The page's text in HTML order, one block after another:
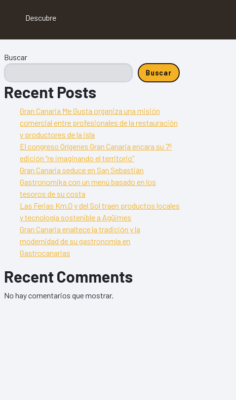
Descubre
de restaurantes que ofrecen vino DO de la isla
Buscar
Buscar
Recent Posts
Gran Canaria Me Gusta organiza una misión
comercial entre profesionales de la restauración
y productores de la isla
El congreso Orígenes Gran Canaria encara su 7ª
edición “re imaginando el territorio”
Gran Canaria seduce en San Sebastián
Gastronomika con un menú basado en los
tesoros de su costa
Las Ferias Km.0 y del Sol traen productos locales
y tecnología sostenible a Agüimes
Gran Canaria enaltece la tradición y la
modernidad de su gastronomía en
Gastrocanarias
Recent Comments
No hay comentarios que mostrar.